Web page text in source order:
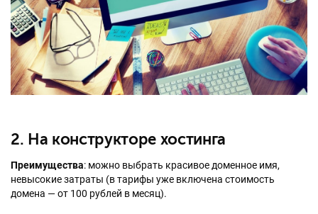
2. На конструкторе хостинга
Преимущества: можно выбрать красивое доменное имя,
невысокие затраты (в тарифы уже включена стоимость
домена — от 100 рублей в месяц).